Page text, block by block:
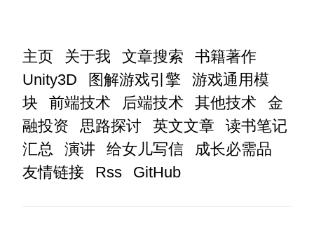
主页 关于我 文章搜索
书籍著作
Unity3D
图解游戏引擎
游戏通用模
块
前端技术 后端技术 其他技术
金
融投资
思路探讨 英文文章
读书笔记
汇总
演讲 给女儿写信
成长必需品
友情链接
Rss GitHub